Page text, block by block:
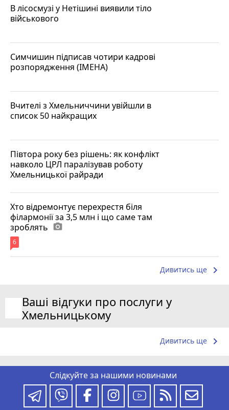
В лісосмузі у Нетішині виявили тіло
військового
Симчишин підписав чотири кадрові
розпорядження (ІМЕНА)
Вчителі з Хмельниччини увійшли в
список 50 найкращих
Півтора року без рішень: як конфлікт
навколо ЦРЛ паралізував роботу
Хмельницької райради
Хто відремонтує перехрестя біля
філармонії за 3,5 млн і що саме там
зроблять photo_camera
6
Дивитись ще keyboard_arrow_right
Ваші відгуки про послуги у
Хмельницькому
Дивитись ще keyboard_arrow_right
Слідкуйте за нашими новинами